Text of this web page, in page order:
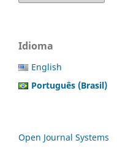
Idioma
English
Português (Brasil)
Open Journal Systems